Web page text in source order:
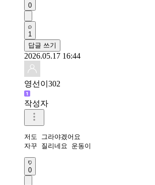
0
1
답글 쓰기
2026.05.17 16:44
영선이302
작성자
저도 그라야겠어요
자꾸 질리네요 운동이
0